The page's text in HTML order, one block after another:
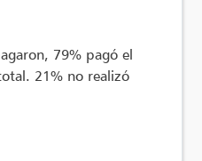
79% pagó el
21% no realizó